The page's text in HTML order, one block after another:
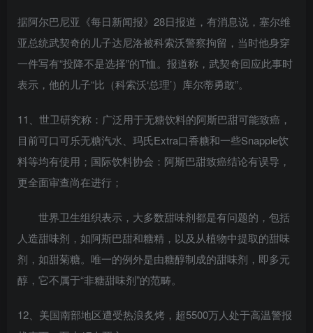
据阿尔巴尼亚《每日新闻报》28日报道，有消息说，塞尔维
亚总统武契奇的儿子达尼洛被科索沃警察拘留，当时他身穿
一件写有“投降不是选择”的T恤。报道称，武契奇回应此事时
表示，他的儿子“比（科索沃‘总理’）库尔蒂勇敢”。
11、世卫研究称：广泛用于无糖饮料的阿斯巴甜可能致癌，
目前可口可乐无糖汽水、玛氏Extra口香糖和一些Snapple饮
料等均有使用；国际饮料协会：阿斯巴甜致癌结论有误导，
更全面审查尚在进行；
世界卫生组织表示，大多数甜味剂都是有问题的，包括
人造甜味剂，如阿斯巴甜和糖精，以及从植物中提取的甜味
剂，如甜菊糖。唯一的例外是由糖醇制成的甜味剂，即多元
醇，它不属于“非糖甜味剂”的范畴。
12、美国南部地区遭受热浪炙烤，超5500万人处于高温警报